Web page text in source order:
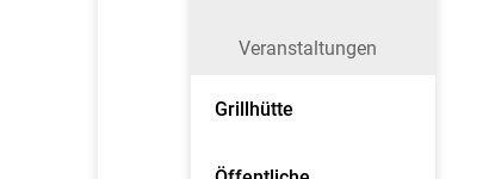
Veranstaltungen
Grillhütte